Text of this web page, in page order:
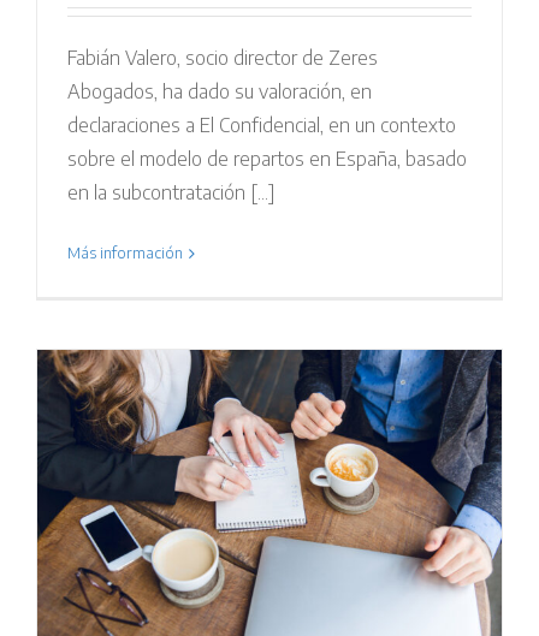
Fabián Valero, socio director de Zeres
Abogados, ha dado su valoración, en
declaraciones a El Confidencial, en un contexto
sobre el modelo de repartos en España, basado
en la subcontratación [...]
Más información